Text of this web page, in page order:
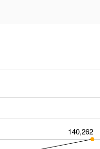
140,262